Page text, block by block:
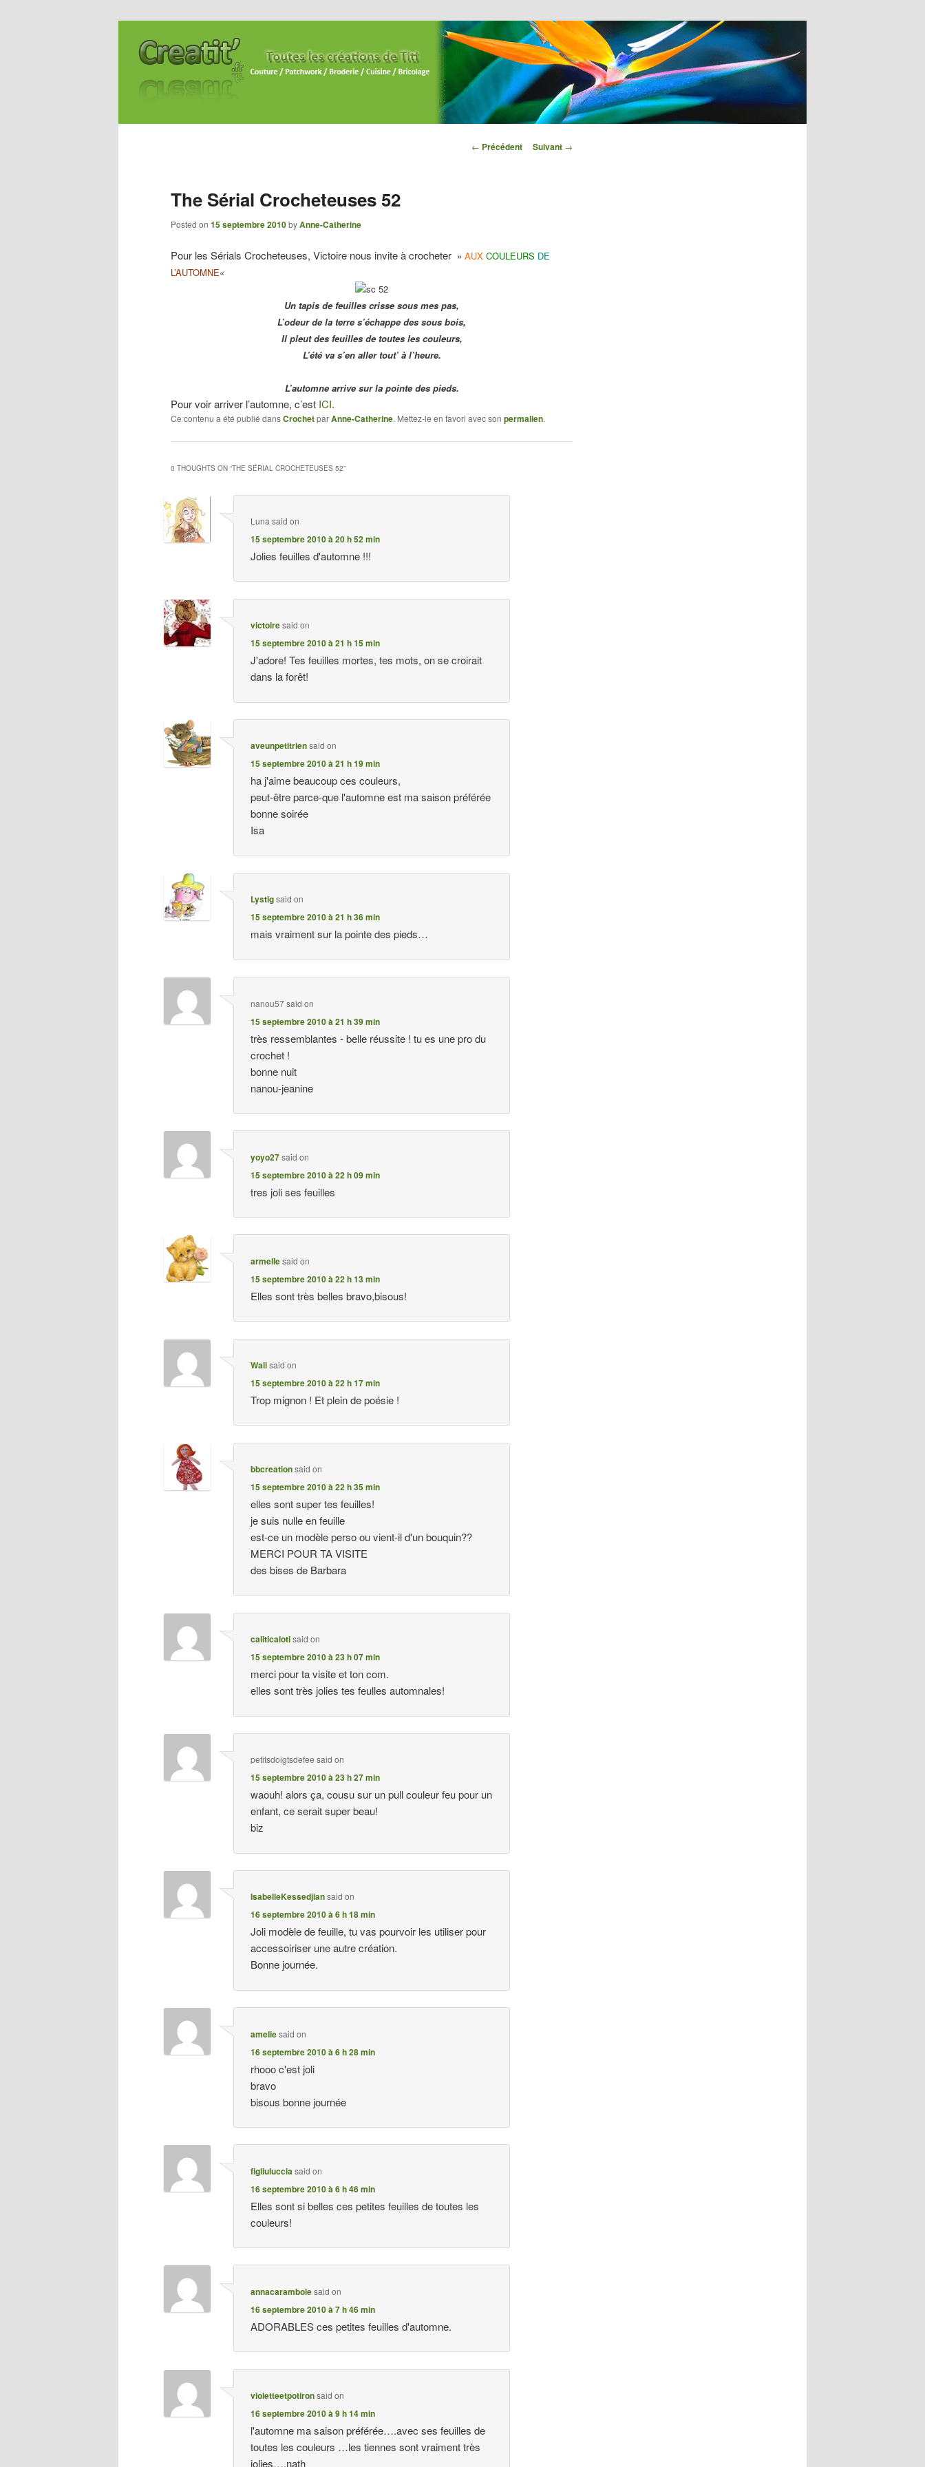
Navigation des
← Précédent Suivant →
The Sérial Crocheteuses 52
Posted on 15 septembre 2010byAnne-Catherine
Pour les Sérials Crocheteuses, Victoire nous invite à crocheter » AUX COULEURS DE
L’AUTOMNE«
Un tapis de feuilles crisse sous mes pas,
L’odeur de la terre s’échappe des sous bois,
Il pleut des feuilles de toutes les couleurs,
L’été va s’en aller tout’ à l’heure.
L’automne arrive sur la pointe des pieds.
Pour voir arriver l’automne, c’est ICI.
Ce contenu a été publié dansCrochetparAnne-Catherine. Mettez-le en favori avec son permalien.
0 THOUGHTS ON “THE SÉRIAL CROCHETEUSES 52”
Luna said on
15 septembre 2010 à 20 h 52 min
Jolies feuilles d'automne !!!
victoiresaid on
15 septembre 2010 à 21 h 15 min
J'adore! Tes feuilles mortes, tes mots, on se croirait
dans la forêt!
aveunpetitriensaid on
15 septembre 2010 à 21 h 19 min
ha j'aime beaucoup ces couleurs,
peut-être parce-que l'automne est ma saison préférée
bonne soirée
Isa
Lystigsaid on
15 septembre 2010 à 21 h 36 min
mais vraiment sur la pointe des pieds…
nanou57said on
15 septembre 2010 à 21 h 39 min
très ressemblantes - belle réussite ! tu es une pro du
crochet !
bonne nuit
nanou-jeanine
yoyo27said on
15 septembre 2010 à 22 h 09 min
tres joli ses feuilles
armellesaid on
15 septembre 2010 à 22 h 13 min
Elles sont très belles bravo,bisous!
Walisaid on
15 septembre 2010 à 22 h 17 min
Trop mignon ! Et plein de poésie !
bbcreationsaid on
15 septembre 2010 à 22 h 35 min
elles sont super tes feuilles!
je suis nulle en feuille
est-ce un modèle perso ou vient-il d'un bouquin??
MERCI POUR TA VISITE
des bises de Barbara
caliticalotisaid on
15 septembre 2010 à 23 h 07 min
merci pour ta visite et ton com.
elles sont très jolies tes feulles automnales!
petitsdoigtsdefee said on
15 septembre 2010 à 23 h 27 min
waouh! alors ça, cousu sur un pull couleur feu pour un
enfant, ce serait super beau!
biz
IsabelleKessedjiansaid on
16 septembre 2010 à 6 h 18 min
Joli modèle de feuille, tu vas pourvoir les utiliser pour
accessoiriser une autre création.
Bonne journée.
ameliesaid on
16 septembre 2010 à 6 h 28 min
rhooo c'est joli
bravo
bisous bonne journée
figliulucciasaid on
16 septembre 2010 à 6 h 46 min
Elles sont si belles ces petites feuilles de toutes les
couleurs!
annacarambolesaid on
16 septembre 2010 à 7 h 46 min
ADORABLES ces petites feuilles d'automne.
violetteetpotironsaid on
16 septembre 2010 à 9 h 14 min
l'automne ma saison préférée….avec ses feuilles de
toutes les couleurs …les tiennes sont vraiment très
jolies….nath